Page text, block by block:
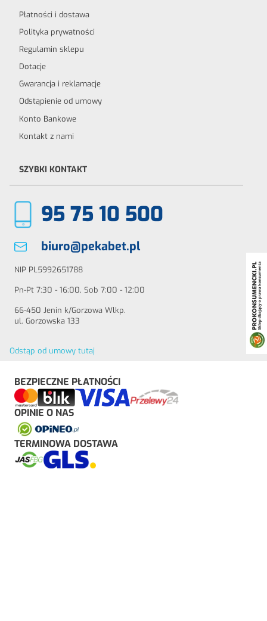
Płatności i dostawa
Polityka prywatności
Regulamin sklepu
Dotacje
Gwarancja i reklamacje
Odstąpienie od umowy
Konto Bankowe
Kontakt z nami
SZYBKI KONTAKT
95 75 10 500
biuro@pekabet.pl
NIP PL5992651788
Pn-Pt 7:30 - 16:00, Sob 7:00 - 12:00
66-450 Jenin k/Gorzowa Wlkp.
ul. Gorzowska 133
Odstąp od umowy tutaj
BEZPIECZNE PŁATNOŚCI
OPINIE O NAS
TERMINOWA DOSTAWA